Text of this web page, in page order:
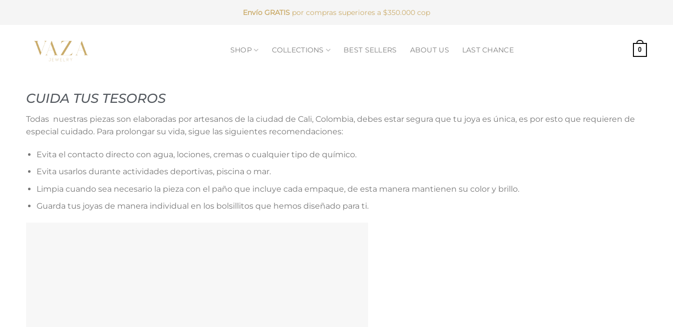
Envío GRATIS por compras superiores a $350.000 cop
SHOP COLLECTIONS BEST SELLERS ABOUT US LAST CHANCE 0
CUIDA TUS TESOROS
Todas nuestras piezas son elaboradas por artesanos de la ciudad de Cali, Colombia, debes estar segura que tu joya es única, es por esto que requieren de
especial cuidado. Para prolongar su vida, sigue las siguientes recomendaciones:
Evita el contacto directo con agua, lociones, cremas o cualquier tipo de químico.
Evita usarlos durante actividades deportivas, piscina o mar.
Limpia cuando sea necesario la pieza con el paño que incluye cada empaque, de esta manera mantienen su color y brillo.
Guarda tus joyas de manera individual en los bolsillitos que hemos diseñado para ti.